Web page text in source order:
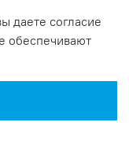
даете согласие
обеспечивают